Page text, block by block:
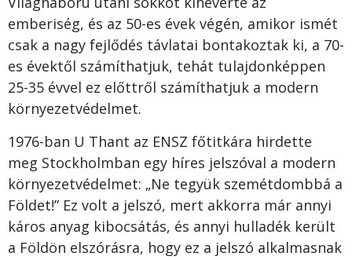
emberiség, és az 50-es évek végén, amikor ismét
csak a nagy fejlődés távlatai bontakoztak ki, a 70-
es évektől számíthatjuk, tehát tulajdonképpen
25-35 évvel ez előttről számíthatjuk a modern
környezetvédelmet.
1976-ban U Thant az ENSZ főtitkára hirdette
meg Stockholmban egy híres jelszóval a modern
környezetvédelmet: „Ne tegyük szemétdombbá a
Földet!” Ez volt a jelszó, mert akkorra már annyi
káros anyag kibocsátás, és annyi hulladék került
a Földön elszórásra, hogy ez a jelszó alkalmasnak